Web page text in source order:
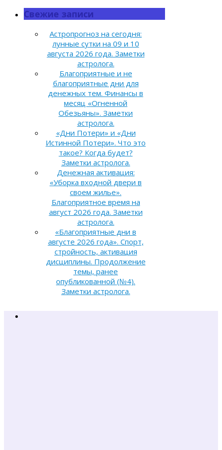
Свежие записи
Астропрогноз на сегодня:
лунные сутки на 09 и 10
августа 2026 года. Заметки
астролога.
Благоприятные и не
благоприятные дни для
денежных тем. Финансы в
месяц «Огненной
Обезьяны». Заметки
астролога.
«Дни Потери» и «Дни
Истинной Потери». Что это
такое? Когда будет?
Заметки астролога.
Денежная активация:
«Уборка входной двери в
своем жилье».
Благоприятное время на
август 2026 года. Заметки
астролога.
«Благоприятные дни в
августе 2026 года». Спорт,
стройность, активация
дисциплины. Продолжение
темы, ранее
опубликованной (№4).
Заметки астролога.